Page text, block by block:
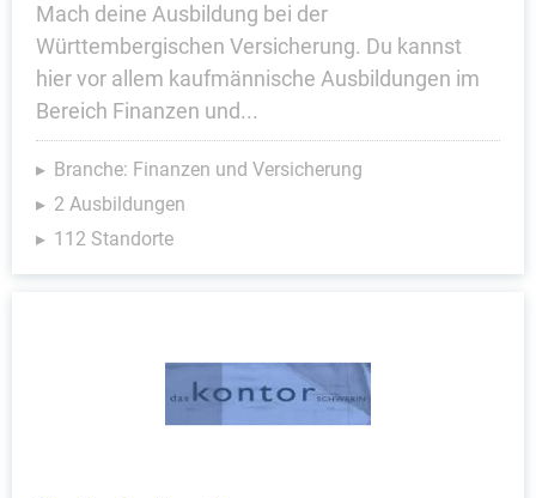
Mach deine Ausbildung bei der
Württembergischen Versicherung. Du kannst
hier vor allem kaufmännische Ausbildungen im
Bereich Finanzen und...
Branche: Finanzen und Versicherung
2 Ausbildungen
112 Standorte